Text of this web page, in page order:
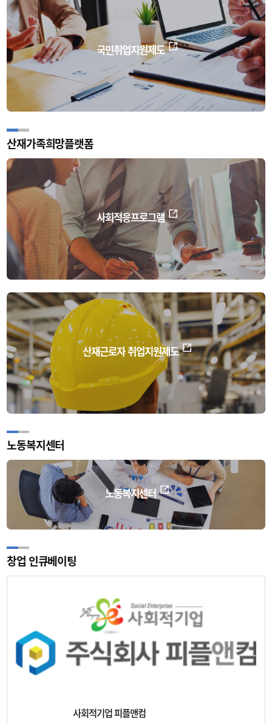
국민취업지원제도
산재가족희망플랫폼
사회적응프로그램
산재근로자 취업지원제도
노동복지센터
노동복지센터
창업 인큐베이팅
사회적기업 피플앤컴